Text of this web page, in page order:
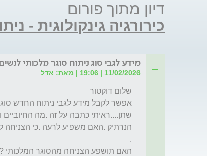
דיון מתוך פורום
כירורגיה גינקולוגית -
מידע לגבי סוג ניתוח סוגר מלכותי
11/02/2026 | 19:06 | מאת: אדל